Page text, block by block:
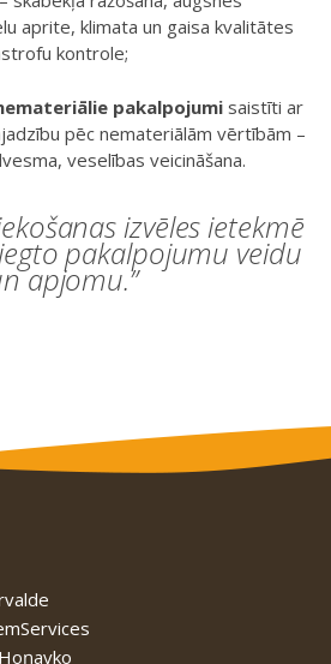
aprite, klimata un gaisa kvalitātes
kontrole;
pakalpojumisaistīti ar
pēc nemateriālām vērtībām –
veselības veicināšana.
izvēles ietekmē
pakalpojumu veidu
apjomu.”